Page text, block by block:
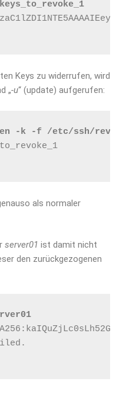
Keys zu widerrufen, wird
„-u“ (update) aufgerufen:
-k -f /etc/ssh/
als normaler
server01 ist damit nicht
den zurückgezogenen